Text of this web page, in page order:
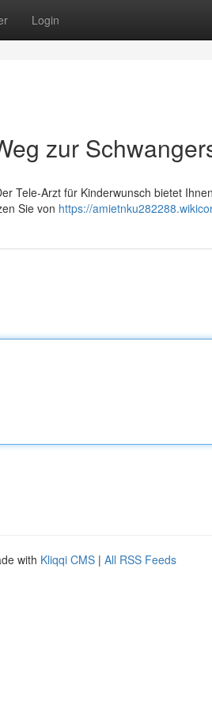
Login
zur
Tele-Arzt für Kinderwunsch bietet
Sie von https://
with Kliqqi CMS | All RSS Feeds